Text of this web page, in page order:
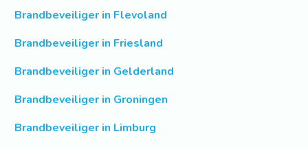
Brandbeveiliger in Flevoland
Brandbeveiliger in Friesland
Brandbeveiliger in Gelderland
Brandbeveiliger in Groningen
Brandbeveiliger in Limburg